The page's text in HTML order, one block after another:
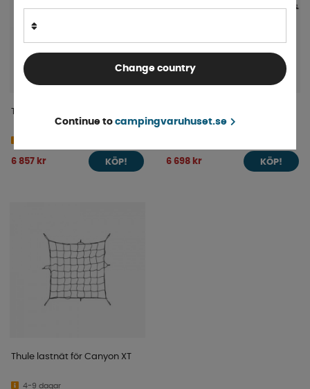
Thule lastkorg Canyon XT
6 857 kr KÖP!
Ducato/Jumper/Boxer H2L3
6 698 kr KÖP!
Thule lastnät för Canyon XT
4-9 dagar
Change country
Continue to campingvaruhuset.se